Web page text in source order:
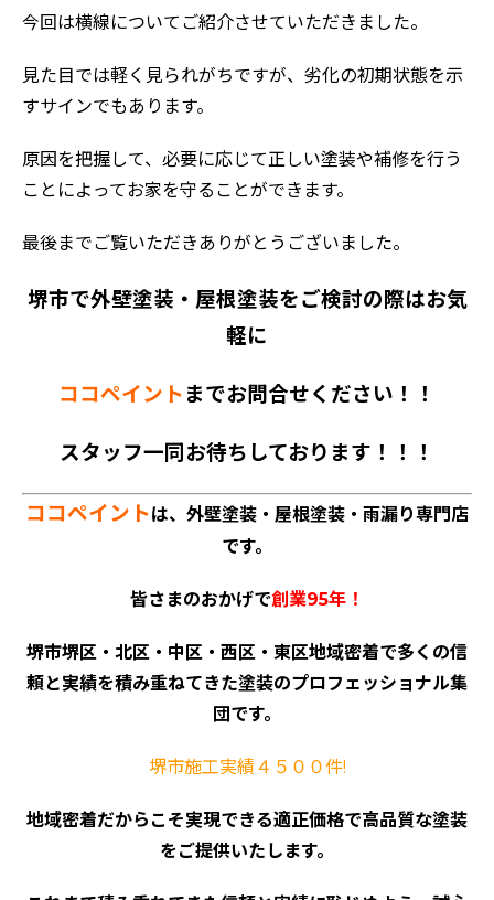
今回は横線についてご紹介させていただきました。
見た目では軽く見られがちですが、劣化の初期状態を示
すサインでもあります。
原因を把握して、必要に応じて正しい塗装や補修を行う
ことによってお家を守ることができます。
最後までご覧いただきありがとうございました。
堺市で外壁塗装・屋根塗装をご検討の際はお気
軽に
ココペイント までお問合せください！！
スタッフ一同お待ちしております！！！
ココペイントは、外壁塗装・屋根塗装・雨漏り専門店
です。
皆さまのおかげで創業95年！
堺市堺区・北区・中区・西区・東区地域密着で多くの信
頼と実績を積み重ねてきた塗装のプロフェッショナル集
団です。
堺市施工実績４５００件!
地域密着だからこそ実現できる適正価格で高品質な塗装
をご提供いたします。